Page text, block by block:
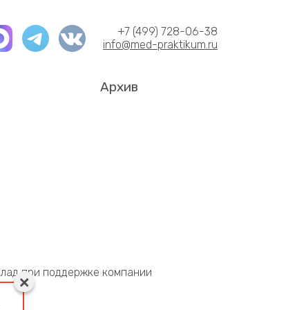
+7 (499) 728-06-38
info@med-praktikum.ru
Архив
при поддержке компании